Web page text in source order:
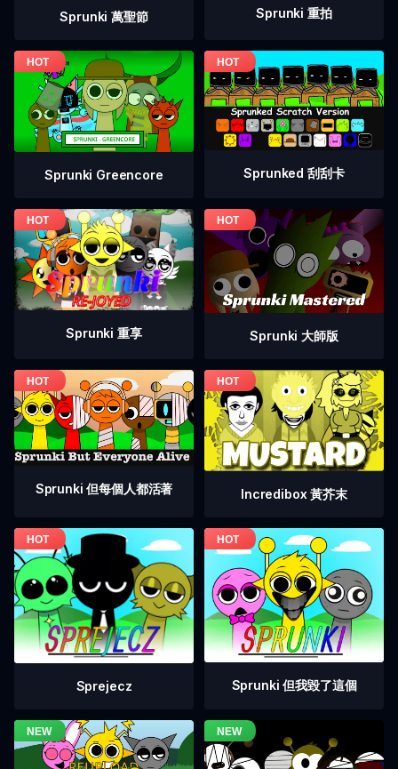
Sprunki 萬聖節 Sprunki 重拍
Sprunki Greencore Sprunked 刮刮卡
Sprunki 重享 Sprunki 大師版
Sprunki 但每個人都活著 Incredibox 黃芥末
Sprejecz Sprunki 但我毀了這個